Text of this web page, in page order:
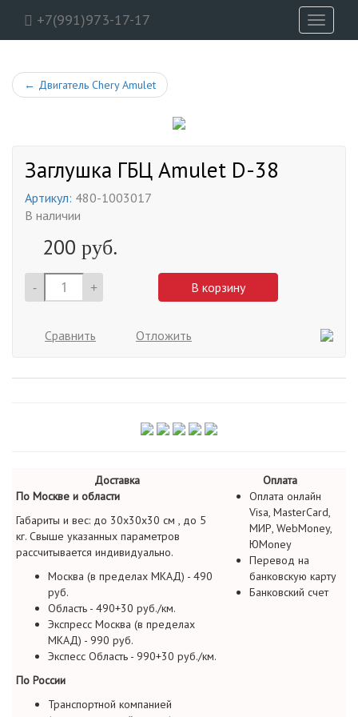
+7(991)973-17-17
Toggle
← Двигатель Chery Amulet
Заглушка ГБЦ Amulet D-38
Артикул: 480-1003017
В наличии
200 руб.
- + В корзину
Сравнить Отложить
Доставка
Оплата
По Москве и области
Габариты и вес: до 30х30х30 см , до 5
кг. Свыше указанных параметров
рассчитывается индивидуально.
Москва (в пределах МКАД) - 490
руб.
Область - 490+30 руб./км.
Экспресс Москва (в пределах
МКАД) - 990 руб.
Экспесс Область - 990+30 руб./км.
По России
Транспортной компанией
Оплата онлайн
Visa, MasterCard,
МИР, WebMoney,
ЮMoney
Перевод на
банковскую карту
Банковский счет